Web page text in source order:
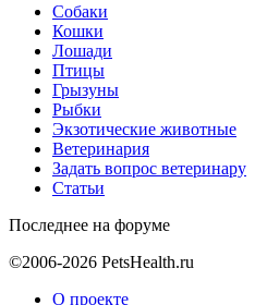
Собаки
Кошки
Лошади
Птицы
Грызуны
Рыбки
Экзотические животные
Ветеринария
Задать вопрос ветеринару
Статьи
Последнее на форуме
©2006-2026 PetsHealth.ru
О проекте